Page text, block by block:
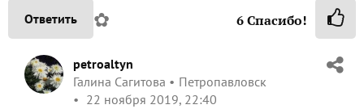
Ответить ✿ 6Спасибо!
petroaltyn
Галина Сагитова
Петропавловск
22 ноября 2019, 22:40